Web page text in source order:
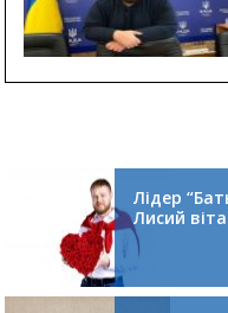
Лідер
Лисий